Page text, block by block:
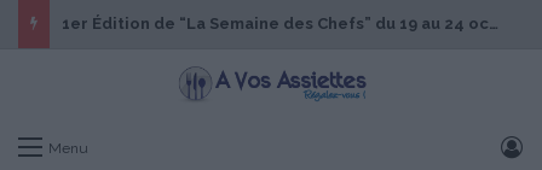
1er Édition de “La Semaine des Chefs” du 19 au 24 octobre 2026
Menu